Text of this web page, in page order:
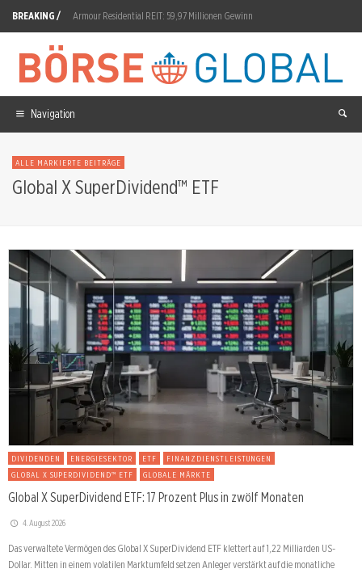
BREAKING / Armour Residential REIT: 59,97 Millionen Gewinn
Outlook Therapeutics Aktie: Cencora-Deal für US-Marktstart
Graphite One Aktie: 1,4 Milliarden Dollar für Ohio
Partners Group Aktie: AVK und Aroma-Zone im Fokus
SpaceX Aktie: 35 Prozent Leerverkäufe trotz 22% Wochengewinn
Realty Income Aktie: 6-Milliarden-Joint-Venture mit Cloud Capital
Navigation
ALLE MARKIERTE BEITRÄGE
Global X SuperDividend™ ETF
DIVIDENDEN ENERGIESEKTOR ETF
FINANZDIENSTLEISTUNGEN
GLOBAL X SUPERDIVIDEND™ ETF
GLOBALE MÄRKTE
Global X SuperDividend ETF: 17 Prozent Plus in zwölf Monaten
4. August 2026
Das verwaltete Vermögen des Global X SuperDividend ETF klettert auf 1,22 Milliarden US-
Dollar. Mitten in einem volatilen Marktumfeld setzen Anleger verstärkt auf die monatliche